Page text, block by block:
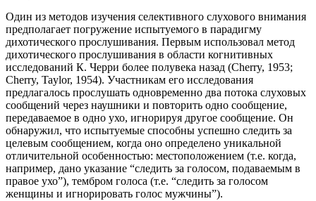
Один из методов изучения селективного слухового внимания
предполагает погружение испытуемого в парадигму
дихотического прослушивания. Первым использовал метод
дихотического прослушивания в области когнитивных
исследований К. Черри более полувека назад (Cherry, 1953;
Cherry, Taylor, 1954). Участникам его исследования
предлагалось прослушать одновременно два потока слуховых
сообщений через наушники и повторить одно сообщение,
передаваемое в одно ухо, игнорируя другое сообщение. Он
обнаружил, что испытуемые способны успешно следить за
целевым сообщением, когда оно определено уникальной
отличительной особенностью: местоположением (т.е. когда,
например, дано указание “следить за голосом, подаваемым в
правое ухо”), тембром голоса (т.е. “следить за голосом
женщины и игнорировать голос мужчины”).